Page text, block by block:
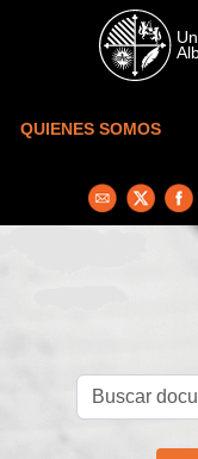
Skip to main content
QUIENES SOMOS